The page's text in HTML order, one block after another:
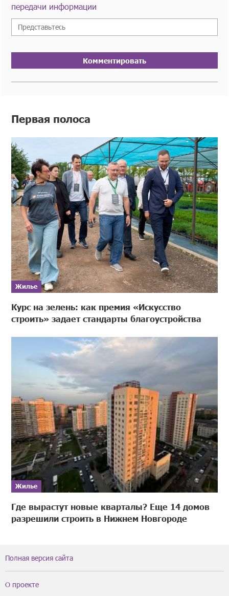
передачи информации
Комментировать
Первая полоса
Жилье
Курс на зелень: как премия «Искусство
строить» задает стандарты благоустройства
Жилье
Где вырастут новые кварталы? Еще 14 домов
разрешили строить в Нижнем Новгороде
Полная версия сайта
О проекте